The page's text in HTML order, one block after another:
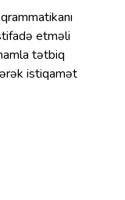
etməli
tətbiq
istiqamət